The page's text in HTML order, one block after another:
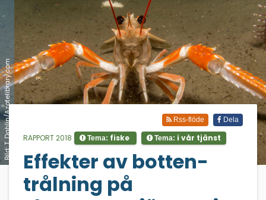
Bild: T. Dahlin/Azotelibrary.com
;
Dela
Rss-flöde
RAPPORT 2018 Tema: fiske Tema: i vår tjänst
Effekter av botten­
trålning på